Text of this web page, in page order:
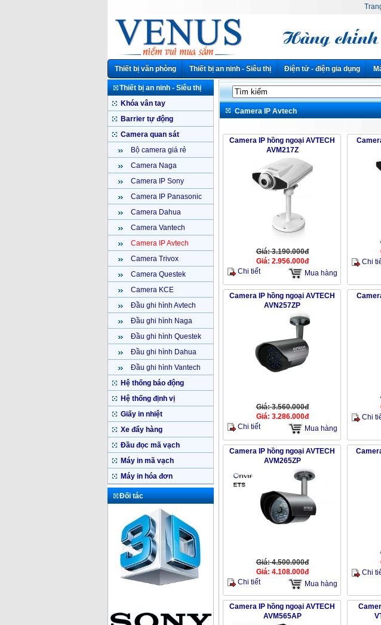
Thiết bị văn phòng Thiết bị an ninh - Siêu thị Điện tử - điện gia dụng
Thiết bị an ninh - Siêu thị
Khóa vân tay
Barrier tự động
Camera quan sát
Bộ camera giá rẻ
Camera Naga
Camera IP Sony
Camera IP Panasonic
Camera Dahua
Camera Vantech
Camera IP Avtech
Camera Trivox
Camera Questek
Camera KCE
Đầu ghi hình Avtech
Đầu ghi hình Naga
Đầu ghi hình Questek
Đầu ghi hình Dahua
Đầu ghi hình Vantech
Hệ thống báo động
Hệ thống định vị
Giấy in nhiệt
Xe đẩy hàng
Đầu đọc mã vạch
Máy in mã vạch
Máy in hóa đơn
Đối tác
Camera IP Avtech
Camera IP hồng ngoại AVTECH
AVM217Z
Giá: 3.190.000đ
Giá: 2.956.000đ
Chi tiết
Mua hàng
Chi
Camera IP hồng ngoại AVTECH
AVN257ZP
Giá: 3.560.000đ
Giá: 3.286.000đ
Chi tiết
Mua hàng
Chi
Camera IP hồng ngoại AVTECH
AVM265ZP
Giá: 4.500.000đ
Giá: 4.108.000đ
Chi tiết
Mua hàng
Chi
Camera IP hồng ngoại AVTECH
AVM565AP